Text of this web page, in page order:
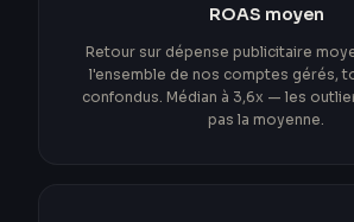
ROAS moyen
Retour sur dépense publicitaire
l'ensemble de nos comptes gérés,
confondus. Médian à 3,6x — les
pas la moyenne.